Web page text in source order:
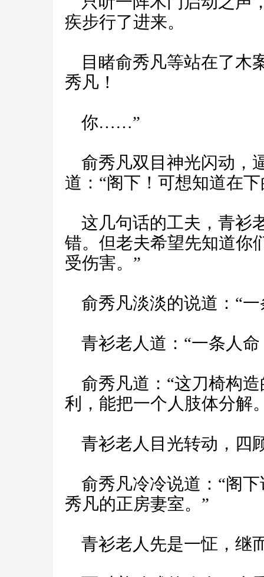
疾步行了进来。
目睹俞秀凡等站在了木
秀凡！
你……”
俞秀凡双目神光闪动，
道：“阁下！可想知道在
这几句话的工夫，青衫
错。但老夫希望先知道你
受伤害。”
俞秀凡淡淡的说道：“一
青衫老人道：“一条人命
俞秀凡道：“这刀椅构
利，能把一个人肢体分解
青衫老人目光转动，四
俞秀凡冷冷说道：“阁
秀凡的正房妻室。”
青衫老人先是一怔，继